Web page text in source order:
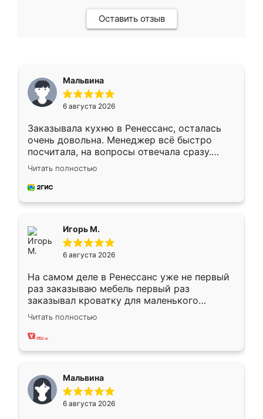
Оставить отзыв
Мальвина
6 августа 2026
Заказывала кухню в Ренессанс, осталась
очень довольна. Менеджер всё быстро
посчитала, на вопросы отвечала сразу.
Замерщик приехал в субботу, подошёл к
делу со всей ответственностью. Собрали
за день, ребята работали аккуратно, даже
Читать полностью
Игорь М.
6 августа 2026
На самом деле в Ренессанс уже не первый
раз заказываю мебель первый раз
заказывал кроватку для маленького
ребёнка при его рождении ,во второй раз
заказал шкаф-купе. По качеству очень
хорошее сборка достаточно быстрая,
меньше, здесь же он более разнообразный.
Мне нравится ,если что-то потребуется из
мебели буду заказывать только здесь.
Читать полностью
Мальвина
6 августа 2026